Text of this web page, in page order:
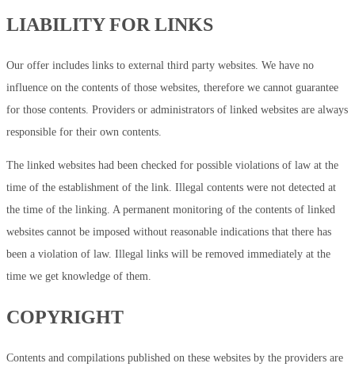
LIABILITY FOR LINKS
Our offer includes links to external third party websites. We have no
influence on the contents of those websites, therefore we cannot guarantee
for those contents. Providers or administrators of linked websites are always
responsible for their own contents.
The linked websites had been checked for possible violations of law at the
time of the establishment of the link. Illegal contents were not detected at
the time of the linking. A permanent monitoring of the contents of linked
websites cannot be imposed without reasonable indications that there has
been a violation of law. Illegal links will be removed immediately at the
time we get knowledge of them.
COPYRIGHT
Contents and compilations published on these websites by the providers are